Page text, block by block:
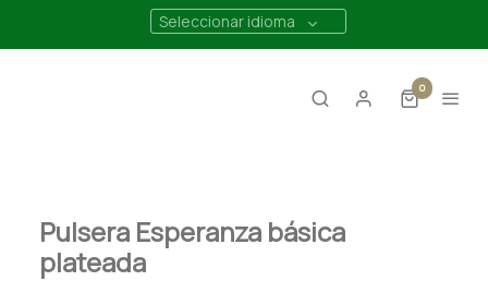
Seleccionar idioma
0
Pulsera Esperanza básica
plateada